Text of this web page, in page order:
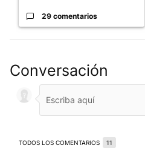
29 comentarios
Conversación
TODOS LOS COMENTARIOS 11